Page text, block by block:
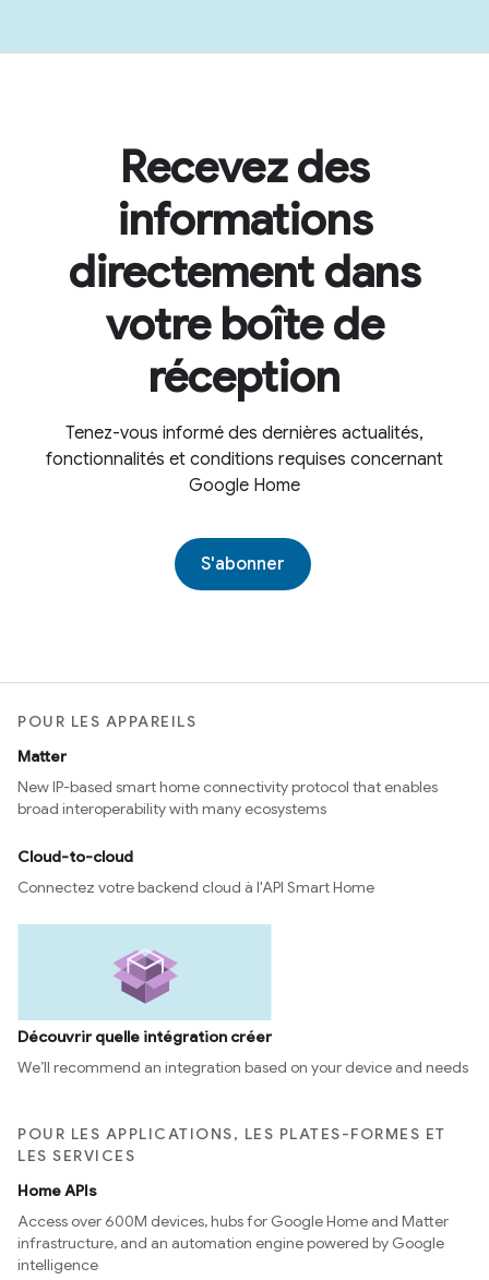
Recevez des
informations
directement dans
votre boîte de
réception
Tenez-vous informé des dernières actualités,
fonctionnalités et conditions requises concernant
Google Home
S'abonner
POUR LES APPAREILS
Matter
New IP-based smart home connectivity protocol that enables
broad interoperability with many ecosystems
Cloud-to-cloud
Connectez votre backend cloud à l'API Smart Home
Découvrir quelle intégration créer
We’ll recommend an integration based on your device and needs
POUR LES APPLICATIONS, LES PLATES-FORMES ET
LES SERVICES
Home APIs
Access over 600M devices, hubs for Google Home and Matter
infrastructure, and an automation engine powered by Google
intelligence